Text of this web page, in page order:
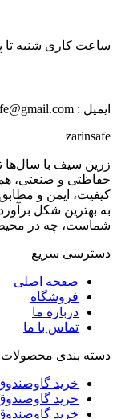
ساعت کاری شنبه تا
ایمیل : zarinsafe@gmail.com
zarinsafe
زرین سیف با سال‌ها
حفاظتی و صنعتی،
کیفیت، ایمن و مطابق
به بهترین شکل
شماست، چه در
دسترسی سریع
صفحه اصلی
فروشگاه
درباره ما
تماس با ما
دسته بندی محصولات
خرید
خرید
خرید